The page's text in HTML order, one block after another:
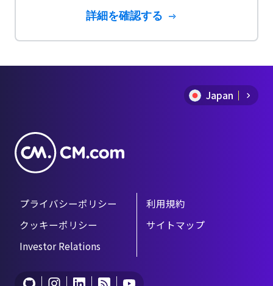
詳細を確認する
Japan
プライバシーポリシー
利用規約
クッキーポリシー
サイトマップ
Investor Relations